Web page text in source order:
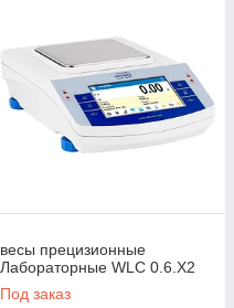
весы прецизионные
Лабораторные WLC 0.6.X2
Под заказ